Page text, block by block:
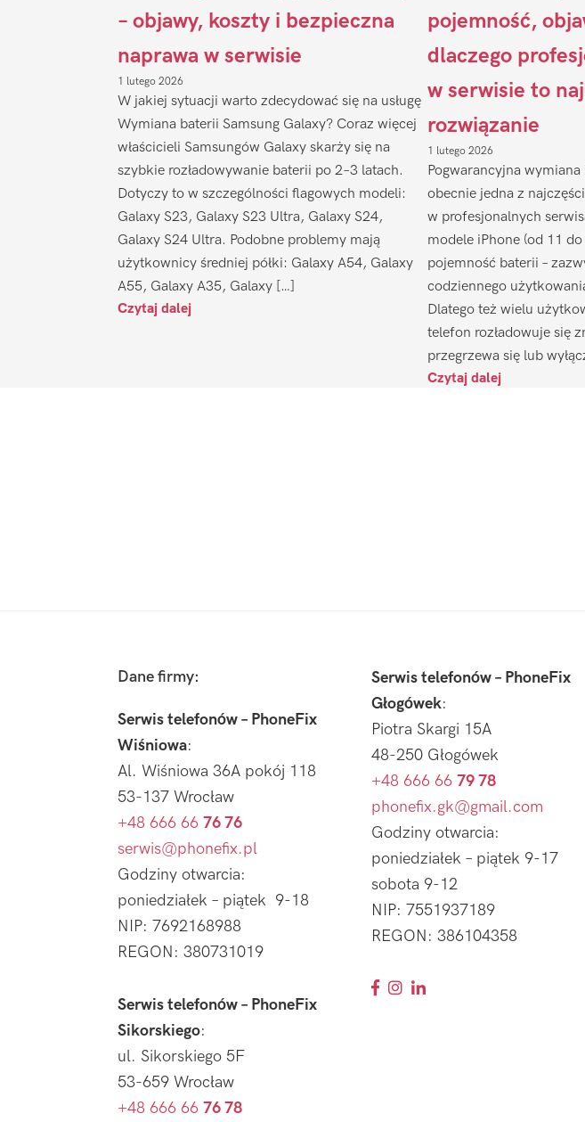
– objawy, koszty i bezpieczna
naprawa w serwisie
1 lutego 2026
W jakiej sytuacji warto zdecydować się na usługę
Wymiana baterii Samsung Galaxy? Coraz więcej
właścicieli Samsungów Galaxy skarży się na
szybkie rozładowywanie baterii po 2–3 latach.
Dotyczy to w szczególności flagowych modeli:
Galaxy S23, Galaxy S23 Ultra, Galaxy S24,
Galaxy S24 Ultra. Podobne problemy mają
użytkownicy średniej półki: Galaxy A54, Galaxy
A55, Galaxy A35, Galaxy […]
Czytaj dalej
pojemność,
dlaczego
w serwisie to
rozwiązanie
1 lutego 2026
Pogwarancyjna
obecnie jedna z
w profesjonalnych
modele iPhone (od 11
pojemność baterii –
codziennego
Dlatego też wielu
telefon rozładowuje się
przegrzewa się lub
Czytaj dalej
Dane firmy:
Serwis telefonów – PhoneFix
Wiśniowa:
Al. Wiśniowa 36A pokój 118
53-137 Wrocław
+48 666 66 76 76
serwis@phonefix.pl
Godziny otwarcia:
poniedziałek – piątek 9-18
NIP: 7692168988
REGON: 380731019
Serwis telefonów – PhoneFix
Sikorskiego:
ul. Sikorskiego 5F
53-659 Wrocław
+48 666 66 76 78
Serwis telefonów – PhoneFix
Głogówek:
Piotra Skargi 15A
48-250 Głogówek
+48 666 66 79 78
phonefix.gk@gmail.com
Godziny otwarcia:
poniedziałek – piątek 9-17
sobota 9-12
NIP: 7551937189
REGON: 386104358